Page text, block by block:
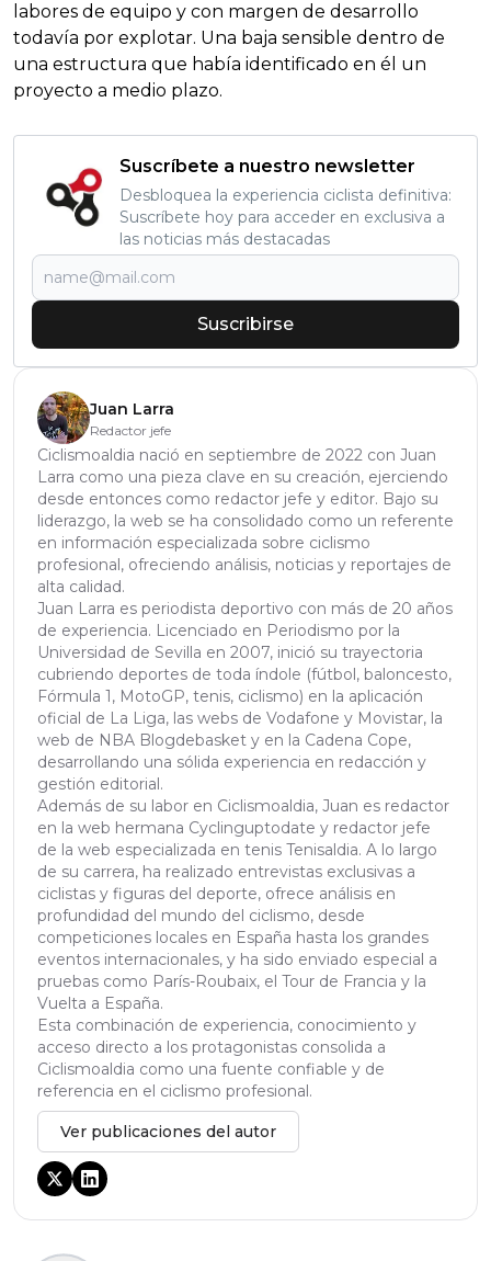
labores de equipo y con margen de desarrollo
todavía por explotar. Una baja sensible dentro de
una estructura que había identificado en él un
proyecto a medio plazo.
Suscríbete a nuestro newsletter
Desbloquea la experiencia ciclista definitiva:
Suscríbete hoy para acceder en exclusiva a
las noticias más destacadas
Suscribirse
Juan Larra
Redactor jefe
Ciclismoaldia nació en septiembre de 2022 con Juan
Larra como una pieza clave en su creación, ejerciendo
desde entonces como redactor jefe y editor. Bajo su
liderazgo, la web se ha consolidado como un referente
en información especializada sobre ciclismo
profesional, ofreciendo análisis, noticias y reportajes de
alta calidad.
Juan Larra es periodista deportivo con más de 20 años
de experiencia. Licenciado en Periodismo por la
Universidad de Sevilla en 2007, inició su trayectoria
cubriendo deportes de toda índole (fútbol, baloncesto,
Fórmula 1, MotoGP, tenis, ciclismo) en la aplicación
oficial de La Liga, las webs de Vodafone y Movistar, la
web de NBA Blogdebasket y en la Cadena Cope,
desarrollando una sólida experiencia en redacción y
gestión editorial.
Además de su labor en Ciclismoaldia, Juan es redactor
en la web hermana Cyclinguptodate y redactor jefe
de la web especializada en tenis Tenisaldia. A lo largo
de su carrera, ha realizado entrevistas exclusivas a
ciclistas y figuras del deporte, ofrece análisis en
profundidad del mundo del ciclismo, desde
competiciones locales en España hasta los grandes
eventos internacionales, y ha sido enviado especial a
pruebas como París-Roubaix, el Tour de Francia y la
Vuelta a España.
Esta combinación de experiencia, conocimiento y
acceso directo a los protagonistas consolida a
Ciclismoaldia como una fuente confiable y de
referencia en el ciclismo profesional.
Ver publicaciones del autor